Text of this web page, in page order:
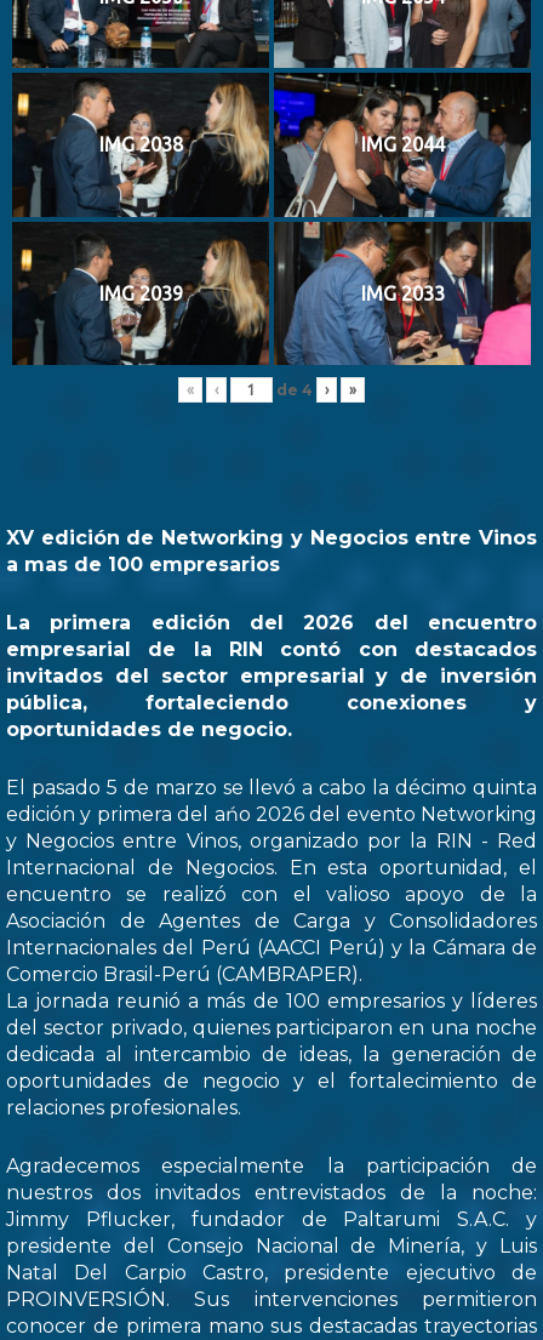
IMG 2038 IMG 2044
IMG 2039 IMG 2033
« ‹ de 4 › »
XV edición de Networking y Negocios entre Vinos
a mas de 100 empresarios
La primera edición del 2026 del encuentro
empresarial de la RIN contó con destacados
invitados del sector empresarial y de inversión
pública, fortaleciendo conexiones y
oportunidades de negocio.
El pasado 5 de marzo se llevó a cabo la décimo quinta
edición y primera del ańo 2026 del evento Networking
y Negocios entre Vinos, organizado por la RIN - Red
Internacional de Negocios. En esta oportunidad, el
encuentro se realizó con el valioso apoyo de la
Asociación de Agentes de Carga y Consolidadores
Internacionales del Perú (AACCI Perú) y la Cámara de
Comercio Brasil-Perú (CAMBRAPER).
La jornada reunió a más de 100 empresarios y líderes
del sector privado, quienes participaron en una noche
dedicada al intercambio de ideas, la generación de
oportunidades de negocio y el fortalecimiento de
relaciones profesionales.
Agradecemos especialmente la participación de
nuestros dos invitados entrevistados de la noche:
Jimmy Pflucker, fundador de Paltarumi S.A.C. y
presidente del Consejo Nacional de Minería, y Luis
Natal Del Carpio Castro, presidente ejecutivo de
PROINVERSIÓN. Sus intervenciones permitieron
conocer de primera mano sus destacadas trayectorias